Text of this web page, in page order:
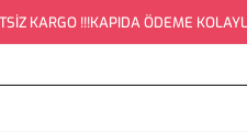
KARGO !!!KAPIDA ÖDEME